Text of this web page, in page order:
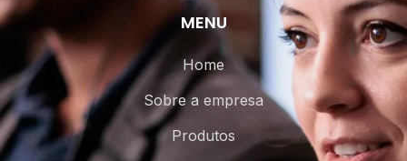
MENU
Home
Sobre a empresa
Produtos